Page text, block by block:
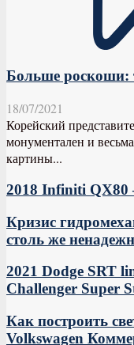
Больше роскоши:
18/07/2021
Корейский
монументален и
картины...
2018 Infiniti QX80
Кризис
столь же
2021 Dodge SRT
Challenger Super
Как построить
Volkswagen